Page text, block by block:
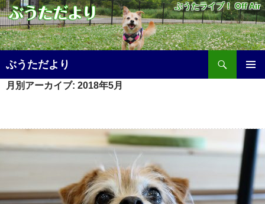
ぶうたライブ！ Off Air
ぶうただより
索
ン
メ
ニ
ュ
ン
ス
月別アーカイブ: 2018年5月